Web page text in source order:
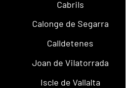
Cabrils
Calonge de Segarra
Calldetenes
Joan de Vilatorrada
Iscle de Vallalta